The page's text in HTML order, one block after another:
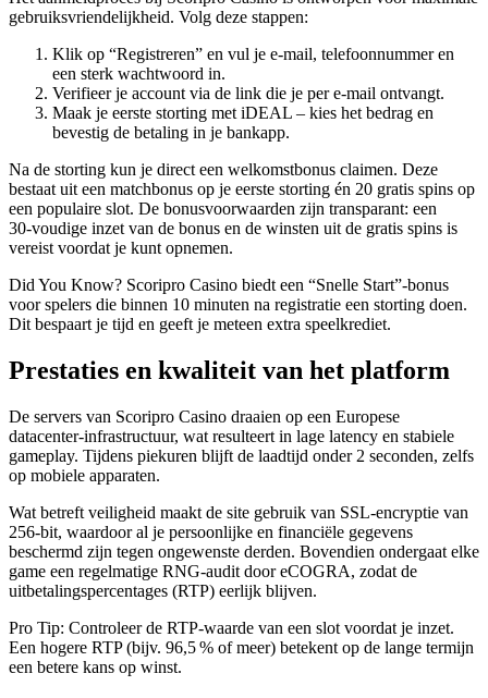
gebruiksvriendelijkheid. Volg deze stappen:
Klik op “Registreren” en vul je e‑mail, telefoonnummer en
een sterk wachtwoord in.
Verifieer je account via de link die je per e‑mail ontvangt.
Maak je eerste storting met iDEAL – kies het bedrag en
bevestig de betaling in je bankapp.
Na de storting kun je direct een welkomstbonus claimen. Deze
bestaat uit een matchbonus op je eerste storting én 20 gratis spins op
een populaire slot. De bonusvoorwaarden zijn transparant: een
30‑voudige inzet van de bonus en de winsten uit de gratis spins is
vereist voordat je kunt opnemen.
Did You Know? Scoripro Casino biedt een “Snelle Start”‑bonus
voor spelers die binnen 10 minuten na registratie een storting doen.
Dit bespaart je tijd en geeft je meteen extra speelkrediet.
Prestaties en kwaliteit van het platform
De servers van Scoripro Casino draaien op een Europese
datacenter‑infrastructuur, wat resulteert in lage latency en stabiele
gameplay. Tijdens piekuren blijft de laadtijd onder 2 seconden, zelfs
op mobiele apparaten.
Wat betreft veiligheid maakt de site gebruik van SSL‑encryptie van
256‑bit, waardoor al je persoonlijke en financiële gegevens
beschermd zijn tegen ongewenste derden. Bovendien ondergaat elke
game een regelmatige RNG‑audit door eCOGRA, zodat de
uitbetalingspercentages (RTP) eerlijk blijven.
Pro Tip: Controleer de RTP‑waarde van een slot voordat je inzet.
Een hogere RTP (bijv. 96,5 % of meer) betekent op de lange termijn
een betere kans op winst.